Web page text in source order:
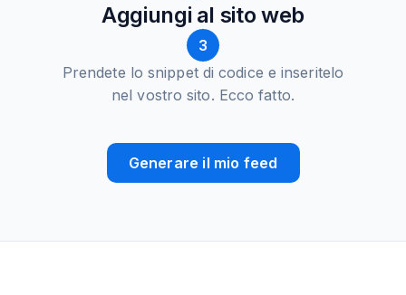
Aggiungi al sito web
3
Prendete lo snippet di codice e inseritelo
nel vostro sito. Ecco fatto.
Generare il mio feed